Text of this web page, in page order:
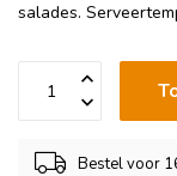
salades.
Bestel voor